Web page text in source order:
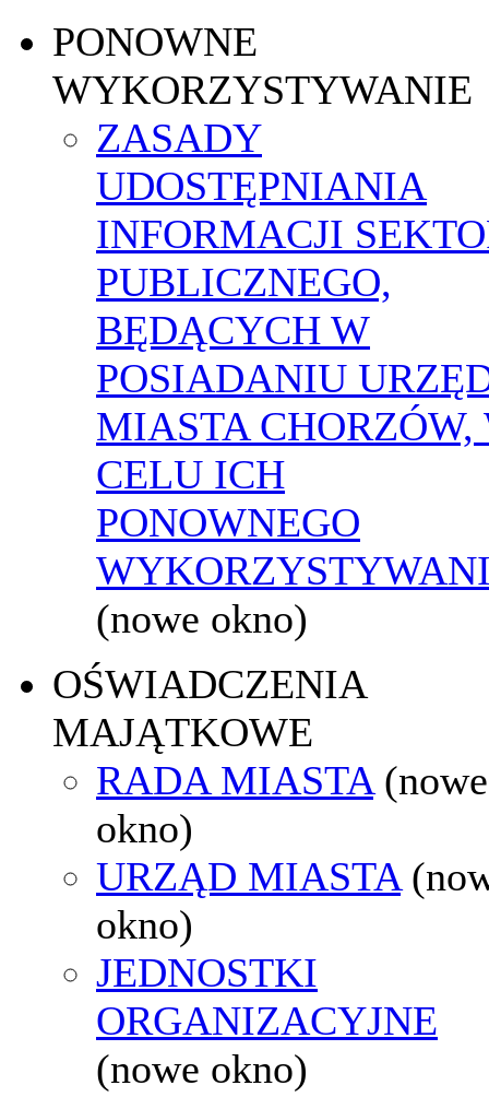
PONOWNE
WYKORZYSTYWANIE
ZASADY
UDOSTĘPNIANIA
INFORMACJI
PUBLICZNEGO,
BĘDĄCYCH W
POSIADANIU
MIASTA CHORZÓW,
CELU ICH
PONOWNEGO
(nowe okno)
OŚWIADCZENIA
MAJĄTKOWE
RADA MIASTA (nowe
okno)
URZĄD MIASTA
okno)
JEDNOSTKI
ORGANIZACYJNE
(nowe okno)